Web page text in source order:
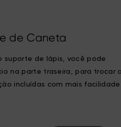
de Caneta
suporte de lápis, você pode
na parte traseira, para trocar
incluídas com mais facilidade